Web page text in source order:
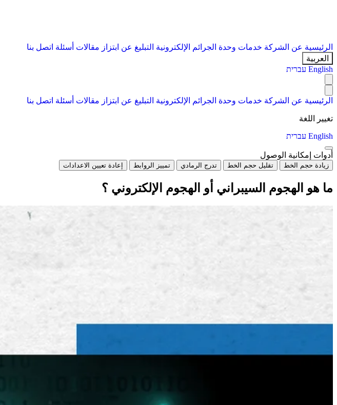
الرئيسية عن الشركة خدمات وحدة الجرائم الإلكترونية التبليغ عن ابتزاز مقالات أسئلة اتصل بنا
العربية
English עברית
الرئيسية عن الشركة خدمات وحدة الجرائم الإلكترونية التبليغ عن ابتزاز مقالات أسئلة اتصل بنا
تغيير اللغة
English עברית
أدوات إمكانية الوصول
زيادة حجم الخط تقليل حجم الخط تدرج الرمادي تمييز الروابط إعادة تعيين الاعدادات
ما هو الهجوم السيبراني أو الهجوم الإلكتروني ؟